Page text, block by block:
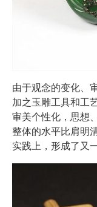
由于观念的变化、
加之玉雕工具和工
审美个性化，思想
整体的水平比肩明
实践上，形成了又